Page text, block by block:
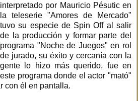
interpretado por Mauricio Pésutic en
la teleserie "Amores de Mercado"
tuvo su especie de Spin Off al salir
de la producción y formar parte del
programa "Noche de Juegos" en rol
de jurado, su éxito y cercanía con la
gente lo hizo más querido, fue en
este programa donde el actor "mató"
con él en pantalla.